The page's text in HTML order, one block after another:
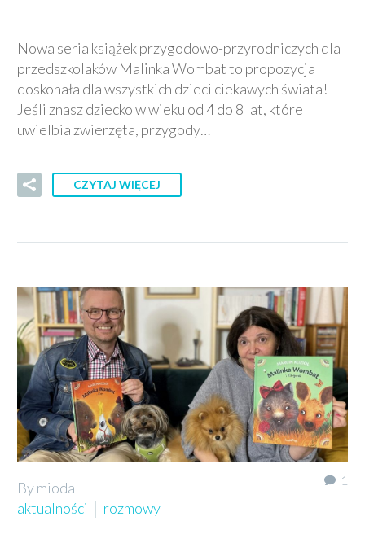
Nowa seria książek przygodowo-przyrodniczych dla
przedszkolaków Malinka Wombat to propozycja
doskonała dla wszystkich dzieci ciekawych świata!
Jeśli znasz dziecko w wieku od 4 do 8 lat, które
uwielbia zwierzęta, przygody…
CZYTAJ WIĘCEJ
1
By mioda
aktualności
rozmowy